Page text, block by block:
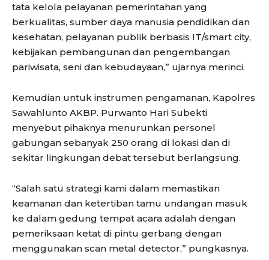
tata kelola pelayanan pemerintahan yang
berkualitas, sumber daya manusia pendidikan dan
kesehatan, pelayanan publik berbasis IT/smart city,
kebijakan pembangunan dan pengembangan
pariwisata, seni dan kebudayaan,” ujarnya merinci.
Kemudian untuk instrumen pengamanan, Kapolres
Sawahlunto AKBP. Purwanto Hari Subekti
menyebut pihaknya menurunkan personel
gabungan sebanyak 250 orang di lokasi dan di
sekitar lingkungan debat tersebut berlangsung.
“Salah satu strategi kami dalam memastikan
keamanan dan ketertiban tamu undangan masuk
ke dalam gedung tempat acara adalah dengan
pemeriksaan ketat di pintu gerbang dengan
menggunakan scan metal detector,” pungkasnya.